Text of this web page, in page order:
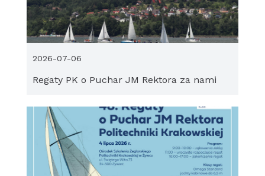
Regaty PK o Puchar JM Rektora za nami
2026-07-06